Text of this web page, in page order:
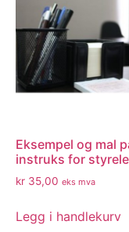
Eksempel og mal
instruks for
kr 35,00 eks mva
Legg i handlekurv